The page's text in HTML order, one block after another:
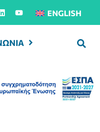
ENGLISH